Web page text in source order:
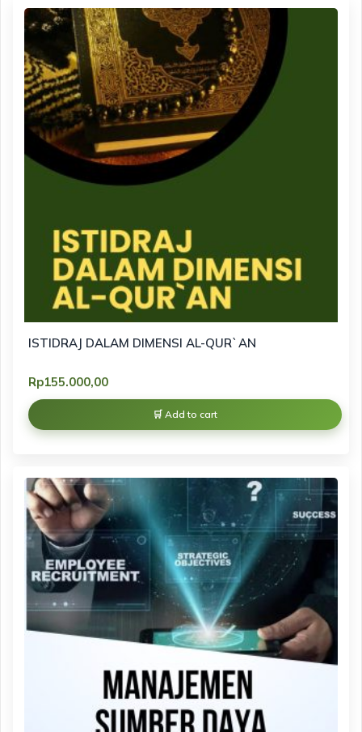
ISTIDRAJ DALAM DIMENSI AL-QUR`AN
Rp155.000,00
Add to cart